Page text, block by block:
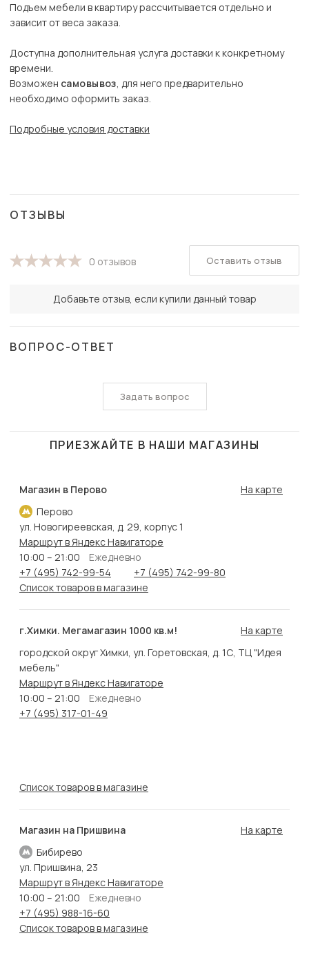
Подъем мебели в квартиру рассчитывается отдельно и
зависит от веса заказа.
Доступна дополнительная услуга доставки к конкретному
времени.
Возможен самовывоз, для него предварительно
необходимо оформить заказ.
Подробные условия доставки
ОТЗЫВЫ
0 отзывов
Добавьте отзыв, если купили данный товар
Оставить отзыв
ВОПРОС-ОТВЕТ
Задать вопрос
ПРИЕЗЖАЙТЕ В НАШИ МАГАЗИНЫ
Магазин в Перово
Перово
На карте
ул. Новогиреевская, д. 29, корпус 1
Маршрут в Яндекс Навигаторе
10:00 – 21:00
Ежедневно
+7 (495) 742-99-54
+7 (495) 742-99-80
Список товаров в магазине
г.Химки. Мегамагазин 1000 кв.м!
На карте
городской округ Химки, ул. Горетовская, д. 1С, ТЦ "Идея
мебель"
Маршрут в Яндекс Навигаторе
10:00 – 21:00
Ежедневно
+7 (495) 317-01-49
Список товаров в магазине
Магазин на Пришвина
Бибирево
На карте
ул. Пришвина, 23
Маршрут в Яндекс Навигаторе
10:00 – 21:00
Ежедневно
+7 (495) 988-16-60
Список товаров в магазине